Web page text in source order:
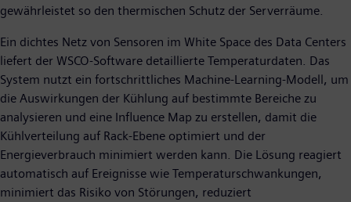
gewährleistet so den thermischen Schutz der Serverräume.
Ein dichtes Netz von Sensoren im White Space des Data Centers
liefert der WSCO-Software detaillierte Temperaturdaten. Das
System nutzt ein fortschrittliches Machine-Learning-Modell, um
die Auswirkungen der Kühlung auf bestimmte Bereiche zu
analysieren und eine Influence Map zu erstellen, damit die
Kühlverteilung auf Rack-Ebene optimiert und der
Energieverbrauch minimiert werden kann. Die Lösung reagiert
automatisch auf Ereignisse wie Temperaturschwankungen,
minimiert das Risiko von Störungen, reduziert